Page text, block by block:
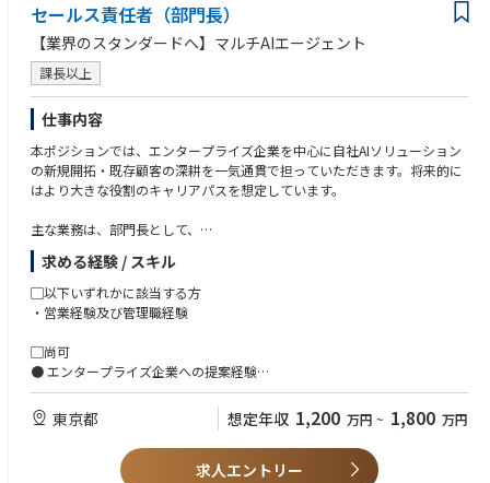
③秘書スタッフ業務
・役員の企業活動における各方面との渉外業務全般
（企業・団体・官公庁との渉外業務、慶弔・栄典対応）
・経営環境を踏まえた会議体、日程管理、企画、運営業務等
（会議・年間行事管理、株主総会対応、取締役会・役員会運営業務、役員
イベント）
・役員の職務遂行に必要な執務環境づくり
（セキュリティ・機密管理、役員執務環境整備、什器等手配、役員健康管
理制度）
セールス責任者（部門長）
【業界のスタンダードへ】マルチAIエージェント
課長以上
仕事内容
本ポジションでは、エンタープライズ企業を中心に自社AIソリューション
の新規開拓・既存顧客の深耕を一気通貫で担っていただきます。将来的に
はより大きな役割のキャリアパスを想定しています。
主な業務は、部門長として、
・AIコンタクトセンター・音声AIプロダクトの新規顧客開拓
・既存顧客のアカウント管理とアップセル、ヒアリング〜提案〜クロージ
ングまでの一気通貫対応
・営業プロセス・CRM整備、マーケティング・プロダクトチームとのGTM
■ ポジションの魅力
本部長直下のため、自分の提言が戦略に直結します。
急拡大するAI市場で、業界リーダーとしてのキャリアを築けます。
求める経験 / スキル
▢以下いずれかに該当する方
・営業経験及び管理職経験
▢尚可
● エンタープライズ企業への提案経験
● コンタクトセンター／BPO領域での提案経験
● AI、SaaS、DX関連サービスの営業経験
● システム連携・API連携の基礎知識
● 大型案件（1,000万〜数億円規模）の提案経験
東京都 想定年収 1,200 万円 ~ 1,800 万円
求人エントリー